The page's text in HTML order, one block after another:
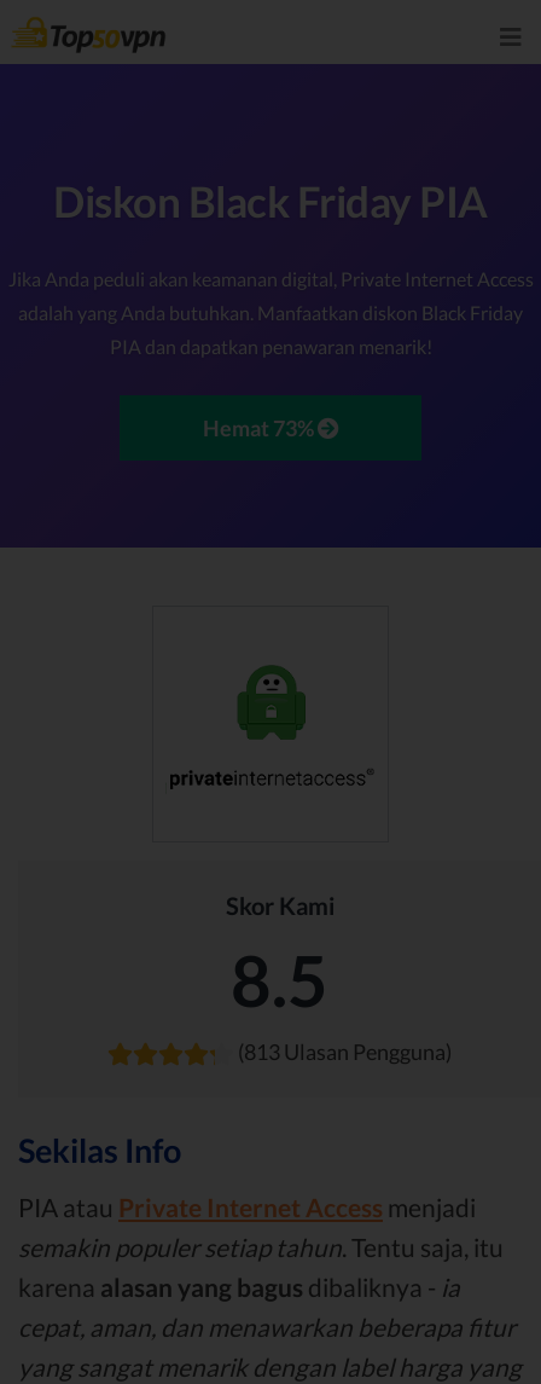
Diskon Black Friday PIA
Jika Anda peduli akan keamanan digital, Private Internet Access
adalah yang Anda butuhkan. Manfaatkan diskon Black Friday
PIA dan dapatkan penawaran menarik!
Hemat 73%
Skor Kami
8.5
(813 Ulasan Pengguna)
Sekilas Info
PIA atau Private Internet Access menjadi
semakin populer setiap tahun. Tentu saja, itu
karena alasan yang bagus dibaliknya - ia
cepat, aman, dan menawarkan beberapa fitur
yang sangat menarik dengan label harga yang